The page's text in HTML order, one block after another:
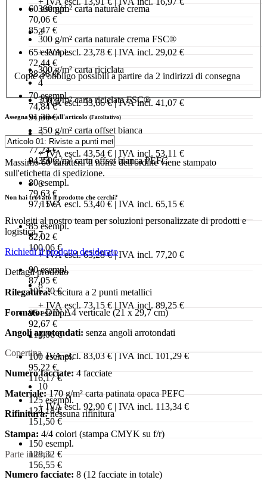
300 g/m² carta naturale crema
300 g/m² carta naturale crema FSC®
300 g/m² carta riciclata
300 g/m² carta riciclata FSC®
350 g/m² carta offset bianca
350 g/m² carta offset bianca PEFC
60 esempl.
70,06 €
85,47 €
65 esempl.
72,44 €
88,38 €
70 esempl.
74,84 €
91,30 €
75 esempl.
77,24 €
94,23 €
80 esempl.
79,63 €
97,15 €
85 esempl.
82,02 €
100,06 €
90 esempl.
87,05 €
106,20 €
95 esempl.
92,67 €
113,06 €
100 esempl.
95,22 €
116,17 €
125 esempl.
124,18 €
151,50 €
150 esempl.
128,32 €
156,55 €
3
+ IVA escl. 23,78 € | IVA incl. 29,02 €
4
+ IVA escl. 33,66 € | IVA incl. 41,07 €
5
+ IVA escl. 43,54 € | IVA incl. 53,11 €
6
+ IVA escl. 53,40 € | IVA incl. 65,15 €
7
+ IVA escl. 63,28 € | IVA incl. 77,20 €
8
+ IVA escl. 73,15 € | IVA incl. 89,25 €
9
+ IVA escl. 83,03 € | IVA incl. 101,29 €
10
+ IVA escl. 92,90 € | IVA incl. 113,34 €
Copie d’obbligo possibili a partire da 2 indirizzi di consegna
Assegna un nome all'articolo (Facoltativo)
Massimo 60 caratteri. Il nome dell'ordine viene stampato
sull'etichetta di spedizione.
Non hai trovato il prodotto che cerchi?
Rivolgiti al nostro team per soluzioni personalizzate di prodotti e
logistica.
Richiedi il prodotto desiderato
Dettagli prodotto
Rilegatura: cucitura a 2 punti metallici
Formato: DIN A4 verticale (21 x 29,7 cm)
Angoli arrotondati: senza angoli arrotondati
Copertina
Numero facciate: 4 facciate
Materiale: 170 g/m² carta patinata opaca PEFC
Rifinitura: nessuna rifinitura
Stampa: 4/4 colori (stampa CMYK su f/r)
Parte interna
Numero facciate: 8 (12 facciate in totale)